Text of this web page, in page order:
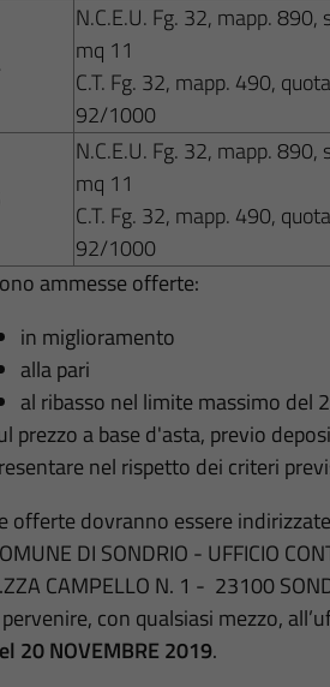
N.C.E.U. Fg. 32, mapp. 890,
mq 11
C.T. Fg. 32, mapp. 490, quota
92/1000
N.C.E.U. Fg. 32, mapp. 890,
mq 11
C.T. Fg. 32, mapp. 490, quota
92/1000
ammesse offerte:
in miglioramento
alla pari
al ribasso nel limite massimo del
prezzo a base d'asta, previo
nel rispetto dei criteri
offerte dovranno essere
DI SONDRIO - UFFICIO
CAMPELLO N. 1 - 23100
con qualsiasi mezzo,
20 NOVEMBRE 2019.